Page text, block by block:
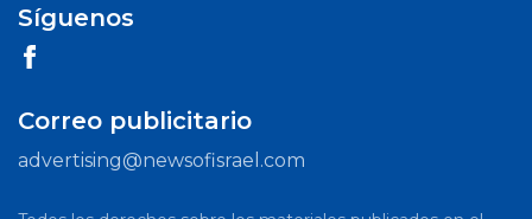
Síguenos
Correo publicitario
advertising@newsofisrael.com